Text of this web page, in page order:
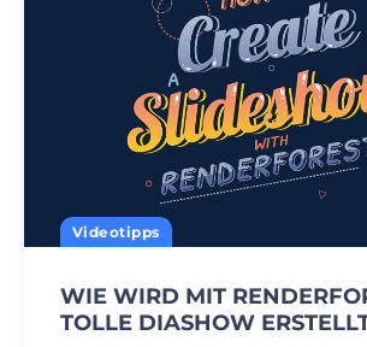
Videotipps
WIE WIRD MIT
TOLLE DIASHOW